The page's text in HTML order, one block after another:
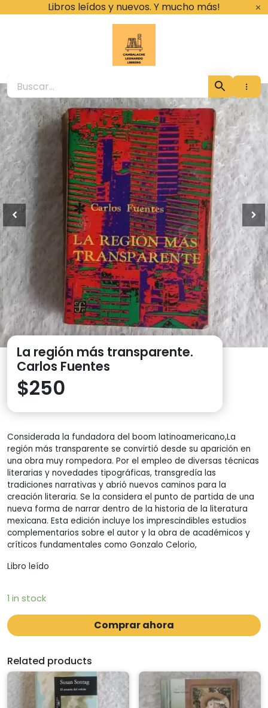
Libros leídos y nuevos. Y mucho más!
Cambalache
La región más transparente.
Carlos Fuentes
$250
Considerada la fundadora del boom latinoamericano,La
región más transparente se convirtió desde su aparición en
una obra muy rompedora. Por el empleo de diversas técnicas
literarias y novedades tipográficas, transgredía las
tradiciones narrativas y abrió nuevos caminos para la
creación literaria. Se la considera el punto de partida de una
nueva forma de narrar dentro de la historia de la literatura
mexicana. Esta edición incluye los imprescindibles estudios
complementarios sobre el autor y la obra de académicos y
críticos fundamentales como Gonzalo Celorio,
Libro leído
1 in stock
Comprar ahora
Related products